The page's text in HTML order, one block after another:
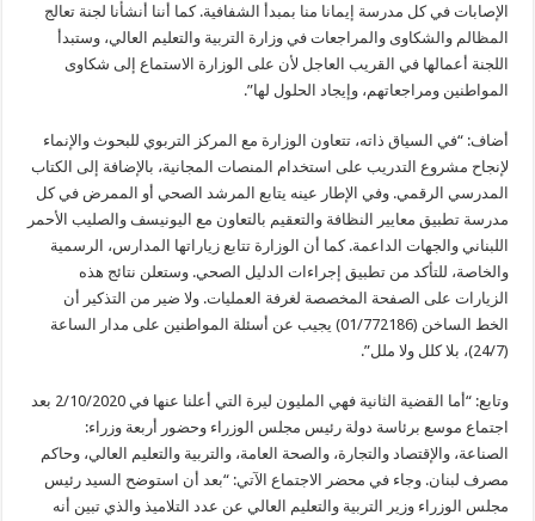
الإصابات في كل مدرسة إيمانا منا بمبدأ الشفافية. كما أننا أنشأنا لجنة تعالج
المظالم والشكاوى والمراجعات في وزارة التربية والتعليم العالي، وستبدأ
اللجنة أعمالها في القريب العاجل لأن على الوزارة الاستماع إلى شكاوى
المواطنين ومراجعاتهم، وإيجاد الحلول لها”.
أضاف: “في السياق ذاته، تتعاون الوزارة مع المركز التربوي للبحوث والإنماء
لإنجاح مشروع التدريب على استخدام المنصات المجانية، بالإضافة إلى الكتاب
المدرسي الرقمي. وفي الإطار عينه يتابع المرشد الصحي أو الممرض في كل
مدرسة تطبيق معايير النظافة والتعقيم بالتعاون مع اليونيسف والصليب الأحمر
اللبناني والجهات الداعمة. كما أن الوزارة تتابع زياراتها المدارس، الرسمية
والخاصة، للتأكد من تطبيق إجراءات الدليل الصحي. وستعلن نتائج هذه
الزيارات على الصفحة المخصصة لغرفة العمليات. ولا ضير من التذكير أن
الخط الساخن (01/772186) يجيب عن أسئلة المواطنين على مدار الساعة
(24/7)، بلا كلل ولا ملل”.
وتابع: “أما القضية الثانية فهي المليون ليرة التي أعلنا عنها في 2/10/2020 بعد
اجتماع موسع برئاسة دولة رئيس مجلس الوزراء وحضور أربعة وزراء:
الصناعة، والإقتصاد والتجارة، والصحة العامة، والتربية والتعليم العالي، وحاكم
مصرف لبنان. وجاء في محضر الاجتماع الآتي: “بعد أن استوضح السيد رئيس
مجلس الوزراء وزير التربية والتعليم العالي عن عدد التلاميذ والذي تبين أنه